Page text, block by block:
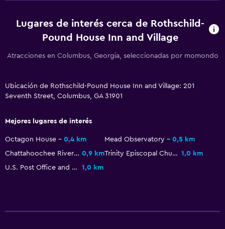
Lugares de interés cerca de Rothschild-
Pound House Inn and Village
Atracciones en Columbus, Georgia, seleccionadas por momondo
Ubicación de Rothschild-Pound House Inn and Village: 201
Seventh Street, Columbus, GA 31901
Mejores lugares de interés
Octagon House 0,4 km Mead Observatory
0,5 km
Chattahoochee RiverWalk 0,9 km Trinity Episcopal Church 1,0 km
U.S. Post Office and Courthouse
1,0 km